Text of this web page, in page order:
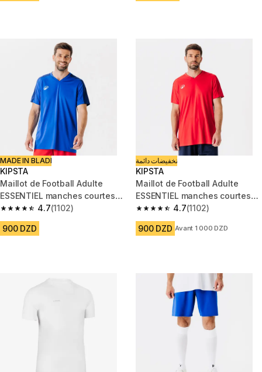
MADE IN BLADI
KIPSTA
Maillot de Football Adulte
ESSENTIEL manches courtes
Bleu
4.7
4.7 out of 5 stars from 1102 reviews
(1102)
900 DZD
تخفيضات دائمة
KIPSTA
Maillot de Football Adulte
ESSENTIEL manches courtes
Rouge
4.7
4.7 out of 5 stars from 1102
(1102)
900 DZD Avant 1 000 DZD